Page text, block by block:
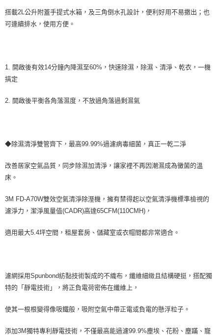
搭載2L公升附蓋手提式水箱，及三角倒水孔設計，便利好用不易撒出；也
可連續排水，使用方便。
1. 開啟後有效14分鐘內降濕至60%，快速除濕，除濕、清淨、乾衣，一機
搞定
2. 開啟後平衡各角落濕度，不放過角落過剩濕氣
◆除濕清淨雙管齊下，最高99.99%過濾病毒細菌，真正一乾二淨
改善居家空氣品質，同步除濕加清淨，讓家裡不再因潮濕成為黴菌的溫
床。
3M FD-A70W雙效空氣清淨除溼機，擁有禁得起以空氣清淨機標準檢視的
濾淨力，潔淨風量值(CADR)高達65CFM(110CMH)，
適用最大5.4坪空間，租屋套房、儲藏室或衣帽間都非常適合。
濾網採用Spunbond紡黏技術製成的不織布，纖維細緻且結構硬挺，搭配獨
特的「靜電技術」，將正負電荷密佈在纖維上，
使其一根根變得像吸鐵般，吸附空氣中帶正電或負電的懸浮粒子。
添加3M獨特專利靜電技術，不僅最高能過濾99.9%塵埃、花粉、塵蹣、寵